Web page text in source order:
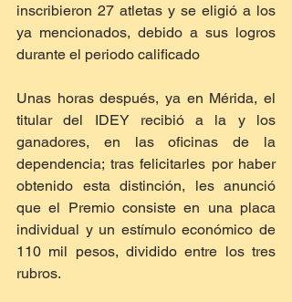
inscribieron 27 atletas y se eligió a los
ya mencionados, debido a sus logros
durante el periodo calificado
Unas horas después, ya en Mérida, el
titular del IDEY recibió a la y los
ganadores, en las oficinas de la
dependencia; tras felicitarles por haber
obtenido esta distinción, les anunció
que el Premio consiste en una placa
individual y un estímulo económico de
110 mil pesos, dividido entre los tres
rubros.